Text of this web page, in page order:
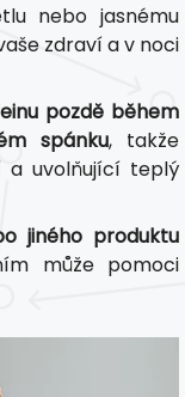
nebo jasnému
zdraví a v noci
pozdě během
spánku, takže
a uvolňující teplý
jiného produktu
může pomoci